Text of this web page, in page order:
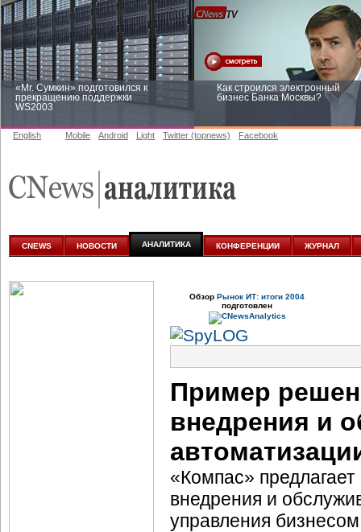
«Mr. Сумкин» подготовился к
прекращению поддержки
WS2003
Как строился электронный
бизнес Банка Москвы?
аналитике
English Mobile Android Light Twitter (topnews) Facebook
CNEWS НОВОСТИ АНАЛИТИКА КОНФЕРЕНЦИИ ЖУРНАЛ
Обзор Рынок ИТ: итоги 2004
подготовлен
Пример
внедрения и
«Компас»
внедрения и
управления